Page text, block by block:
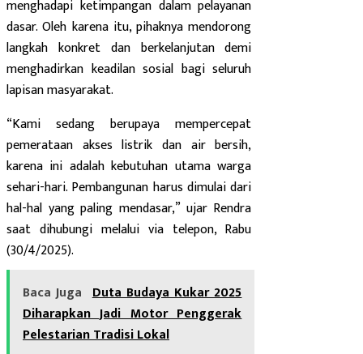
menghadapi ketimpangan dalam pelayanan
dasar. Oleh karena itu, pihaknya mendorong
langkah konkret dan berkelanjutan demi
menghadirkan keadilan sosial bagi seluruh
lapisan masyarakat.
“Kami sedang berupaya mempercepat
pemerataan akses listrik dan air bersih,
karena ini adalah kebutuhan utama warga
sehari-hari. Pembangunan harus dimulai dari
hal-hal yang paling mendasar,” ujar Rendra
saat dihubungi melalui via telepon, Rabu
(30/4/2025).
Baca Juga Duta Budaya Kukar 2025
Diharapkan Jadi Motor Penggerak
Pelestarian Tradisi Lokal